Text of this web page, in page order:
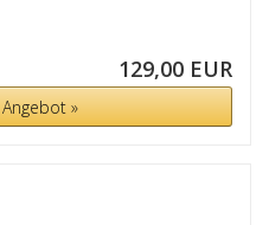
129,00 EUR
»